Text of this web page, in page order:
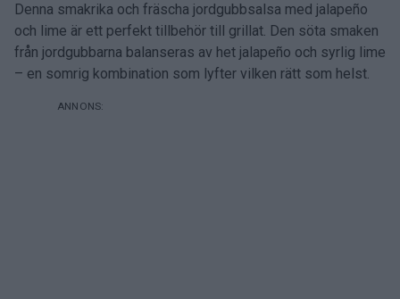
Denna smakrika och fräscha jordgubbsalsa med jalapeño
och lime är ett perfekt tillbehör till grillat. Den söta smaken
från jordgubbarna balanseras av het jalapeño och syrlig lime
– en somrig kombination som lyfter vilken rätt som helst.